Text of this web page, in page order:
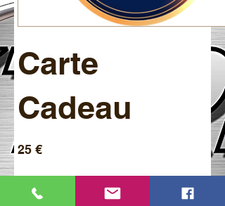
Carte
Cadeau
25 €
Montant